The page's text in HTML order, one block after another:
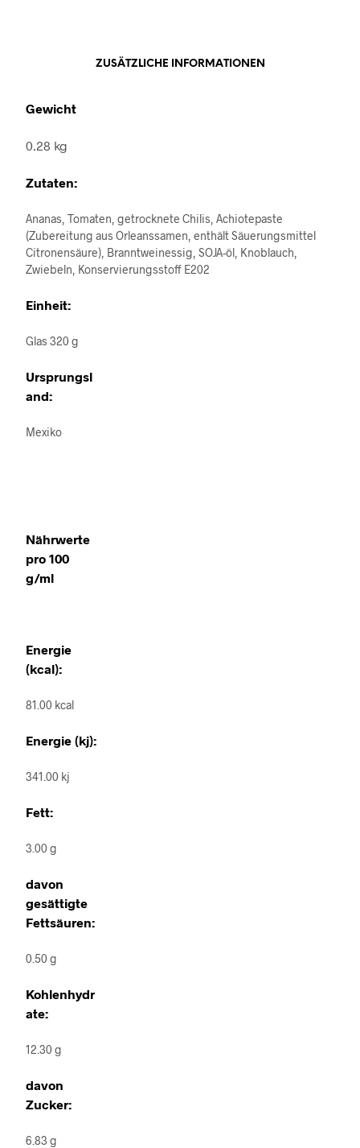
ZUSÄTZLICHE INFORMATIONEN
Gewicht
0.28 kg
Zutaten:
Ananas, Tomaten, getrocknete Chilis, Achiotepaste
(Zubereitung aus Orleanssamen, enthält Säuerungsmittel
Citronensäure), Branntweinessig, SOJA-öl, Knoblauch,
Zwiebeln, Konservierungsstoff E202
Einheit:
Glas 320 g
Ursprungsl
and:
Mexiko
Nährwerte
pro 100
g/ml
Energie
(kcal):
81.00 kcal
Energie (kj):
341.00 kj
Fett:
3.00 g
davon
gesättigte
Fettsäuren:
0.50 g
Kohlenhydr
ate:
12.30 g
davon
Zucker:
6.83 g